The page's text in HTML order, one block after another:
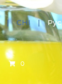
CHI Рус
0